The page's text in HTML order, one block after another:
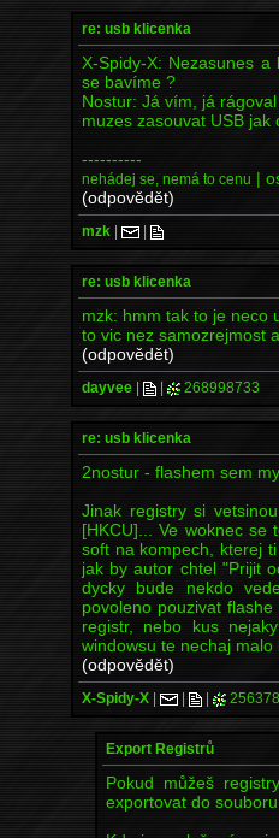
re: usb klicenka
X-Spidy-X: Nezasunes
se bavíme ?
Nostur: Já vím, já
muzes zasouvat USB
----------
nehádej se, nemá to cenu |
(odpovědět)
mzk | |
re: usb klicenka
mzk: hmm tak to je neco
to vic nez samozrejmost
(odpovědět)
dayvee | | 268998733
re: usb klicenka
2nostur - flashem sem
Jinak registry si
[HKCU]... Ve woknec se
soft na kompech, kterej
jak by autor chtel "Prijit
dycky bude nekdo
povoleno pouzivat
registr, nebo kus
windowsu te nechaj malo
(odpovědět)
X-Spidy-X | | |
Export Registrů
Pokud můžeš
exportovat do